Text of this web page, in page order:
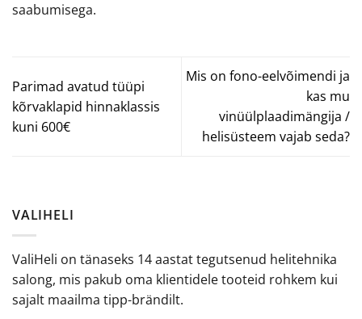
VALIHELI
ValiHeli on tänaseks 14 aastat tegutsenud helitehnika
salong, mis pakub oma klientidele tooteid rohkem kui
sajalt maailma tipp-brändilt.
saabumisega.
Parimad avatud tüüpi
kõrvaklapid hinnaklassis
kuni 600€
Mis on fono-eelvõimendi ja
kas mu
vinüülplaadimängija /
helisüsteem vajab seda?